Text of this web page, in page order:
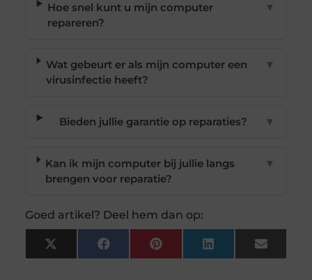
Hoe snel kunt u mijn computer
repareren?
▼
Wat gebeurt er als mijn computer een
virusinfectie heeft?
▼
Bieden jullie garantie op reparaties? ▼
Kan ik mijn computer bij jullie langs
brengen voor reparatie?
▼
Goed artikel? Deel hem dan op:
X
(Twitter)
FacebookPinterest LinkedIn Email